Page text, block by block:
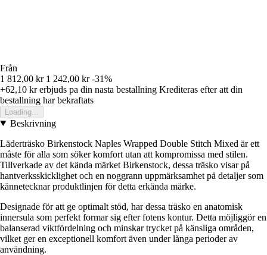
Från
1 812,00 kr 1 242,00 kr -31%
+62,10 krerbjuds pa din nasta bestallning Krediteras efter att din
bestallning har bekraftats
Loading...
Beskrivning
Läderträsko Birkenstock Naples Wrapped Double Stitch Mixed är ett
måste för alla som söker komfort utan att kompromissa med stilen.
Tillverkade av det kända märket Birkenstock, dessa träsko visar på
hantverksskicklighet och en noggrann uppmärksamhet på detaljer som
kännetecknar produktlinjen för detta erkända märke.
Designade för att ge optimalt stöd, har dessa träsko en anatomisk
innersula som perfekt formar sig efter fotens kontur. Detta möjliggör en
balanserad viktfördelning och minskar trycket på känsliga områden,
vilket ger en exceptionell komfort även under långa perioder av
användning.